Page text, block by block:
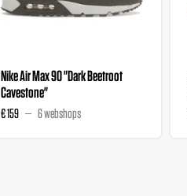
Nike Air Max 90 "Dark Beetroot
Cavestone"
€ 159 6 webshops